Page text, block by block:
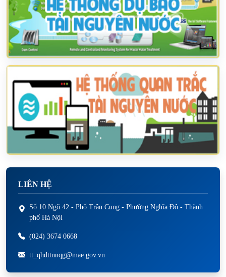
LIÊN HỆ
Số 10 Ngõ 42 - Phố Trần Cung - Phường Nghĩa Đô - Thành
phố Hà Nội
(024) 3674 0668
tt_qhdttnnqg@mae.gov.vn